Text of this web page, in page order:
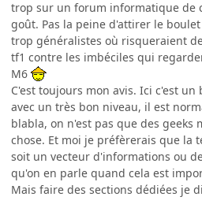
trop sur un forum informatique de
goût. Pas la peine d'attirer le
trop généralistes où risqueraient
tf1 contre les imbéciles qui
M6
C'est toujours mon avis. Ici c'est
avec un très bon niveau, il est
blabla, on n'est pas que des geeks
chose. Et moi je préfèrerais que la
soit un vecteur d'informations ou
qu'on en parle quand cela est
Mais faire des sections dédiées je